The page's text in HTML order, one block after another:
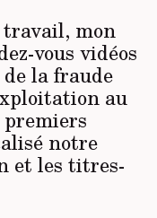
travail, mon
vous vidéos
la fraude
au
notre
et les titres-